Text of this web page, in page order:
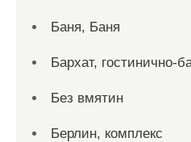
Баня, Баня
Бархат, гостинично-
Без вмятин
Берлин, комплекс